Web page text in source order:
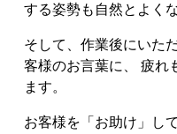
する姿勢も自然とよく
そして、作業後にいた
客様のお言葉に、
疲れ
ます。
お客様を「お助け」し